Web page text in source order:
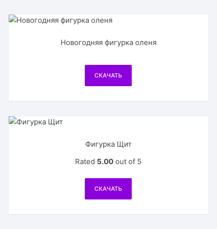
Новогодняя фигурка оленя
СКАЧАТЬ
Фигурка Щит
Rated 5.00 out of 5
СКАЧАТЬ